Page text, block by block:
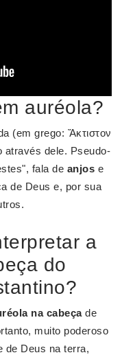
auréola?
(em grego: Ἄκτιστον
dele. Pseudo-
fala de anjos e
de Deus e, por sua
a
do
na cabeçade
muito poderoso
de Deus na terra,